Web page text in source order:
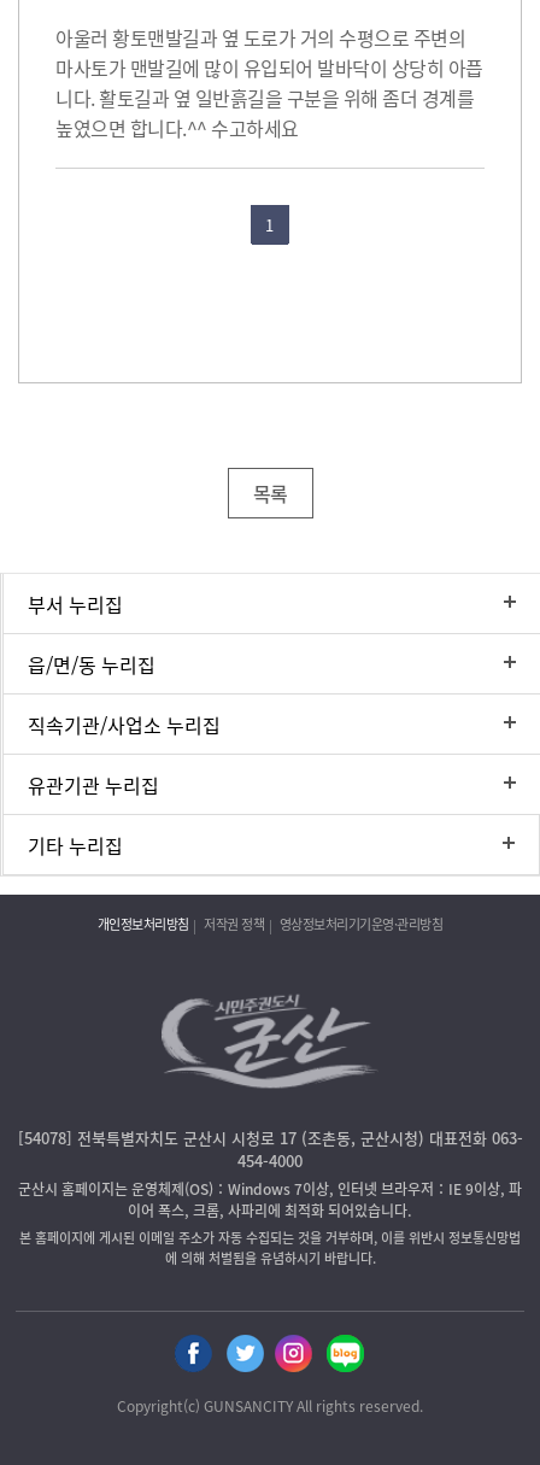
아울러 황토맨발길과 옆 도로가 거의 수평으로 주변의
마사토가 맨발길에 많이 유입되어 발바닥이 상당히 아픕
니다. 활토길과 옆 일반흙길을 구분을 위해 좀더 경계를
높였으면 합니다.^^ 수고하세요
1
목록
부서 누리집
읍/면/동 누리집
직속기관/사업소 누리집
유관기관 누리집
기타 누리집
개인정보처리방침 저작권 정책 영상정보처리기기운영·관리방침
[54078] 전북특별자치도 군산시 시청로 17 (조촌동, 군산시청) 대표전화 063-
454-4000
군산시 홈페이지는 운영체제(OS)：Windows 7이상, 인터넷 브라우저：IE 9이상, 파
이어 폭스, 크롬, 사파리에 최적화 되어있습니다.
본 홈페이지에 게시된 이메일 주소가 자동 수집되는 것을 거부하며, 이를 위반시 정보통신망법
에 의해 처벌됨을 유념하시기 바랍니다.
Copyright(c) GUNSANCITY All rights reserved.